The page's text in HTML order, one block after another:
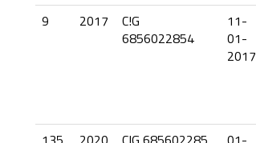
9 2017
C!G
6856022854
11-
01-
2017